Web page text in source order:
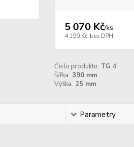
5 070 Kč/ks
4 190 Kč bez DPH
Číslo produktu: TG 4
Šířka: 390 mm
Výška: 25 mm
Parametry